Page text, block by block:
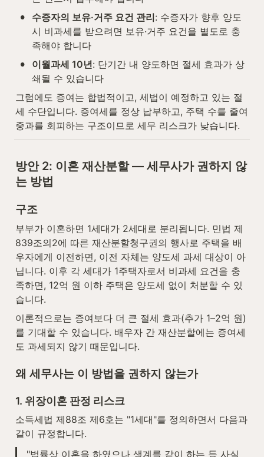
• 수증자의 보유·거주 요건 관리: 수증자가 향후 양도
시 비과세를 받으려면 보유·거주 요건을 별도로 충
족해야 합니다
• 이월과세 10년: 단기간 내 양도하면 절세 효과가 상
쇄될 수 있습니다
그럼에도 증여는 합법적이고, 세법이 예정하고 있는 절
세 수단입니다. 증여세를 정상 납부하고, 주택 수를 줄여
중과를 회피하는 구조이므로 세무 리스크가 낮습니다.
방안 2: 이혼 재산분할 — 세무사가 권하지 않
는 방법
구조
부부가 이혼하면 1세대가 2세대로 분리됩니다. 민법 제
839조의2에 따른 재산분할청구권의 행사로 주택을 배
우자에게 이전하면, 이전 자체는 양도세 과세 대상이 아
닙니다. 이후 각 세대가 1주택자로서 비과세 요건을 충
족하면, 12억 원 이하 주택은 양도세 없이 처분할 수 있
습니다.
이론적으로는 증여보다 더 큰 절세 효과(추가 1–2억 원)
를 기대할 수 있습니다. 배우자 간 재산분할에는 증여세
도 과세되지 않기 때문입니다.
왜 세무사는 이 방법을 권하지 않는가
1. 위장이혼 판정 리스크
소득세법 제88조 제6호는 "1세대"를 정의하면서 다음과
같이 규정합니다.
"법률상 이혼을 하였으나 생계를 같이 하는 등 사실